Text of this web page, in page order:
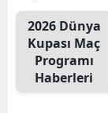
2026 Dünya
Kupası Maç
Programı
Haberleri